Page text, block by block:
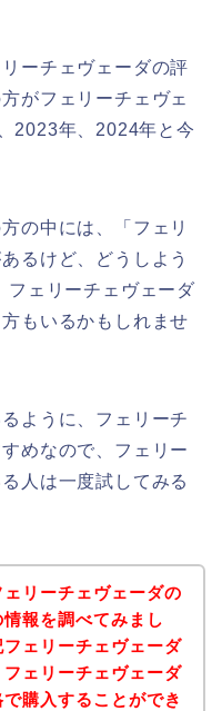
ーチェヴェーダの評
がフェリーチェヴェ
2023年、2024年と今
の中には、「フェリ
るけど、どうしよう
フェリーチェヴェーダ
もいるかもしれませ
ように、フェリーチ
めなので、フェリー
人は一度試してみる
リーチェヴェーダの
報を調べてみまし
ェリーチェヴェーダ
ェリーチェヴェーダ
購入することができ